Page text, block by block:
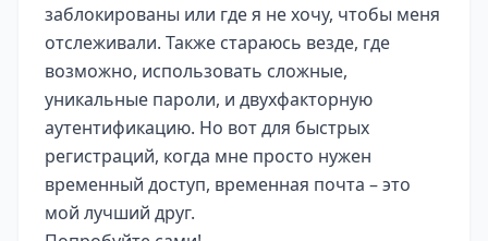
заблокированы или где я не хочу, чтобы меня
отслеживали. Также стараюсь везде, где
возможно, использовать сложные,
уникальные пароли, и двухфакторную
аутентификацию. Но вот для быстрых
регистраций, когда мне просто нужен
временный доступ, временная почта – это
мой лучший друг.